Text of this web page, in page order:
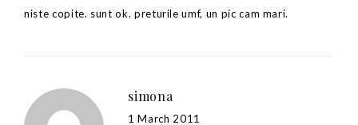
niste copite. sunt ok. preturile umf, un pic cam mari.
simona
1 March 2011